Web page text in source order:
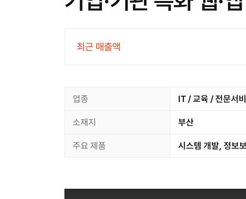
최근 매출액
업종 IT / 교육 / 전문서
소재지 부산
주요 제품 시스템 개발, 정보